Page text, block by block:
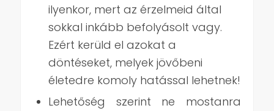
ilyenkor, mert az érzelmeid által
sokkal inkább befolyásolt vagy.
Ezért kerüld el azokat a
döntéseket, melyek jövőbeni
életedre komoly hatással lehetnek!
Lehetőség szerint ne mostanra